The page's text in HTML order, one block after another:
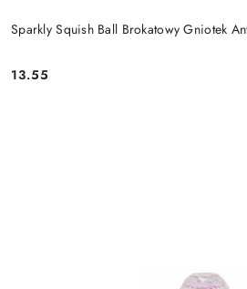
Sparkly Squish Ball Brokatowy Gniotek
Cena:
13.55